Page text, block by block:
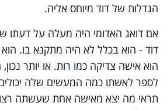
הגדלות של דוד מיוחס אליה.
אם דואג האדומי היה מעלה על דעתו
דוד - הוא בכלל לא היה מתקנא בו.
הוא אישה צדיקה כמו רות. או יותר
לספר לאשתו כמה המעשים שלה
תראי מה יצא מאישה אחת שעשתה